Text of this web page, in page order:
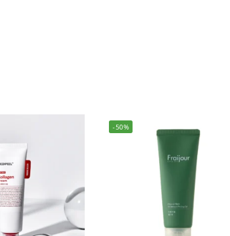
-50%